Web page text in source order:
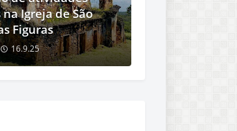
Igreja de São
Figuras
16.9.25